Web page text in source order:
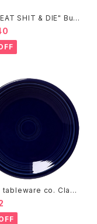
SHIT & DIE" Buc
tableware co. Class
1/4 Inch Salad Pla